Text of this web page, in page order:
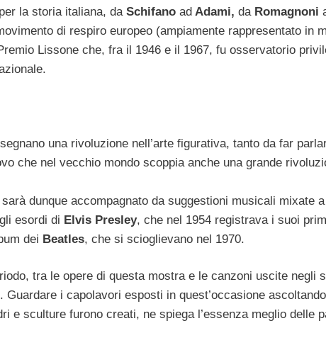
la storia italiana, da Schifano ad Adami, da Romagnoni
di respiro europeo (ampiamente rappresentato in
Lissone che, fra il 1946 e il 1967, fu osservatorio
una rivoluzione nell’arte figurativa, tanto da far
che nel vecchio mondo scoppia anche una grande
dunque accompagnato da suggestioni musicali mixate
esordi di Elvis Presley, che nel 1954 registrava i suoi
dei Beatles, che si scioglievano nel 1970.
tra le opere di questa mostra e le canzoni uscite negli
Guardare i capolavori esposti in quest’occasione
e sculture furono creati, ne spiega l’essenza meglio delle